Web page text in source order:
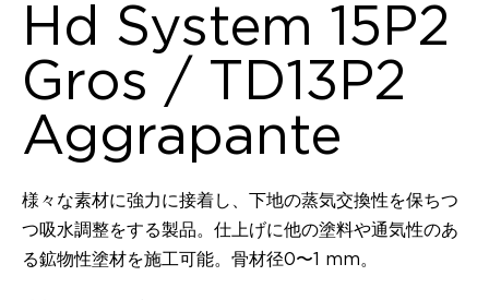
Hd System 15P2
Gros / TD13P2
Aggrapante
様々な素材に強力に接着し、下地の蒸気交換性を保ちつ
つ吸水調整をする製品。仕上げに他の塗料や通気性のあ
る鉱物性塗材を施工可能。骨材径0〜1 mm。